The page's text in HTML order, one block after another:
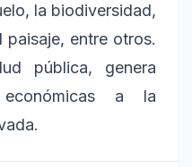
la biodiversidad,
paisaje, entre otros.
pública, genera
a la